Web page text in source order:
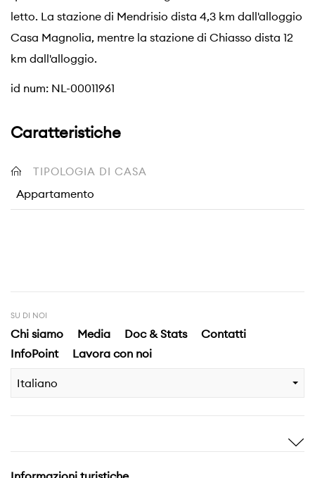
letto. La stazione di Mendrisio dista 4,3 km dall'alloggio
Casa Magnolia, mentre la stazione di Chiasso dista 12
km dall'alloggio.
id num: NL-00011961
Caratteristiche
TIPOLOGIA DI CASA
Appartamento
SU DI NOI
Chi siamo Media Doc & Stats
Contatti
InfoPoint
Lavora con noi
Italiano
Storie